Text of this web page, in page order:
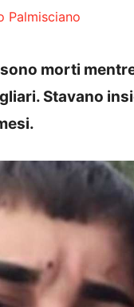
Palmisciano
morti
Stavano